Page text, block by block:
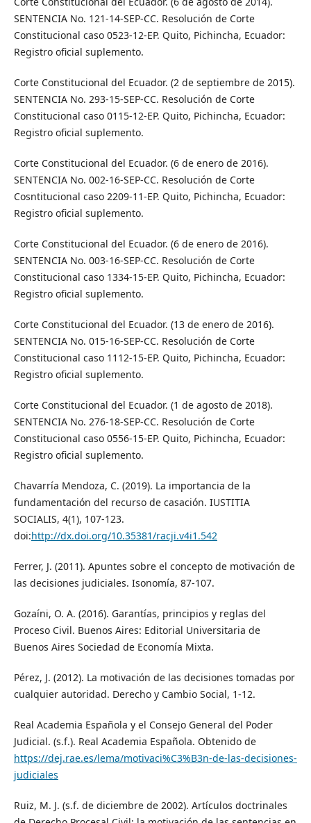
SENTENCIA No. 121-14-SEP-CC. Resolución de Corte
Constitucional caso 0523-12-EP. Quito, Pichincha, Ecuador:
Registro oficial suplemento.
Corte Constitucional del Ecuador. (2 de septiembre de 2015).
SENTENCIA No. 293-15-SEP-CC. Resolución de Corte
Constitucional caso 0115-12-EP. Quito, Pichincha, Ecuador:
Registro oficial suplemento.
Corte Constitucional del Ecuador. (6 de enero de 2016).
SENTENCIA No. 002-16-SEP-CC. Resolución de Corte
Cosntitucional caso 2209-11-EP. Quito, Pichincha, Ecuador:
Registro oficial suplemento.
Corte Constitucional del Ecuador. (6 de enero de 2016).
SENTENCIA No. 003-16-SEP-CC. Resolución de Corte
Constitucional caso 1334-15-EP. Quito, Pichincha, Ecuador:
Registro oficial suplemento.
Corte Constitucional del Ecuador. (13 de enero de 2016).
SENTENCIA No. 015-16-SEP-CC. Resolución de Corte
Constitucional caso 1112-15-EP. Quito, Pichincha, Ecuador:
Registro oficial suplemento.
Corte Constitucional del Ecuador. (1 de agosto de 2018).
SENTENCIA No. 276-18-SEP-CC. Resolución de Corte
Constitucional caso 0556-15-EP. Quito, Pichincha, Ecuador:
Registro oficial suplemento.
Chavarría Mendoza, C. (2019). La importancia de la
fundamentación del recurso de casación. IUSTITIA
SOCIALIS, 4(1), 107-123.
doi:http://dx.doi.org/10.35381/racji.v4i1.542
Ferrer, J. (2011). Apuntes sobre el concepto de motivación de
las decisiones judiciales. Isonomía, 87-107.
Gozaíni, O. A. (2016). Garantías, principios y reglas del
Proceso Civil. Buenos Aires: Editorial Universitaria de
Buenos Aires Sociedad de Economía Mixta.
Pérez, J. (2012). La motivación de las decisiones tomadas por
cualquier autoridad. Derecho y Cambio Social, 1-12.
Real Academia Española y el Consejo General del Poder
Judicial. (s.f.). Real Academia Española. Obtenido de
https://dej.rae.es/lema/motivaci%C3%B3n-de-las-decisiones-
judiciales
Ruiz, M. J. (s.f. de diciembre de 2002). Artículos doctrinales